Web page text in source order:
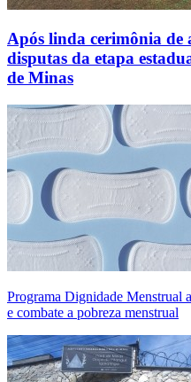
Após linda cerimônia de
disputas da etapa
de Minas
Programa Dignidade Menstrual
e combate a pobreza menstrual